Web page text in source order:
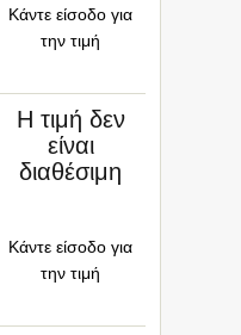
Κάντε είσοδο για
την τιμή
Η τιμή δεν
είναι
διαθέσιμη
Κάντε είσοδο για
την τιμή